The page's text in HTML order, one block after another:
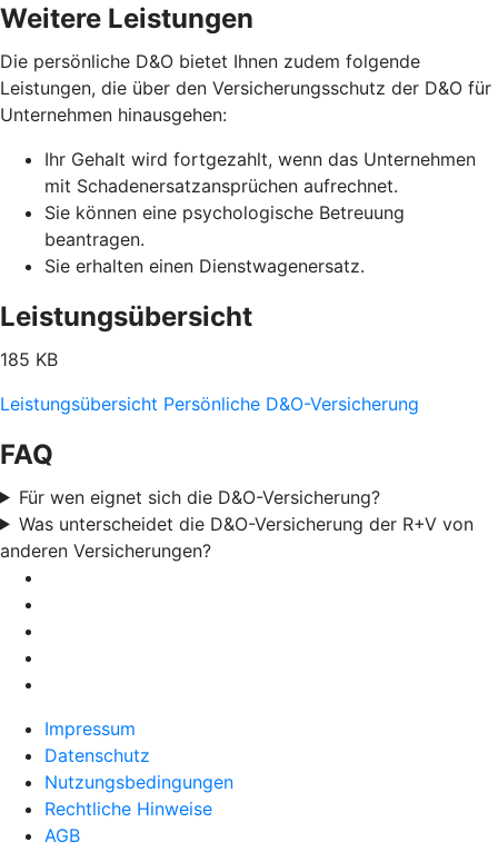
Weitere Leistungen
Die persönliche D&O bietet Ihnen zudem folgende
Leistungen, die über den Versicherungsschutz der D&O für
Unternehmen hinausgehen:
Ihr Gehalt wird fortgezahlt, wenn das Unternehmen
mit Schadenersatzansprüchen aufrechnet.
Sie können eine psychologische Betreuung
beantragen.
Sie erhalten einen Dienstwagenersatz.
Leistungsübersicht
185 KB
Leistungsübersicht Persönliche D&O-Versicherung
FAQ
Für wen eignet sich die D&O-Versicherung?
Was unterscheidet die D&O-Versicherung der R+V von
anderen Versicherungen?
Impressum
Datenschutz
Nutzungsbedingungen
Rechtliche Hinweise
AGB